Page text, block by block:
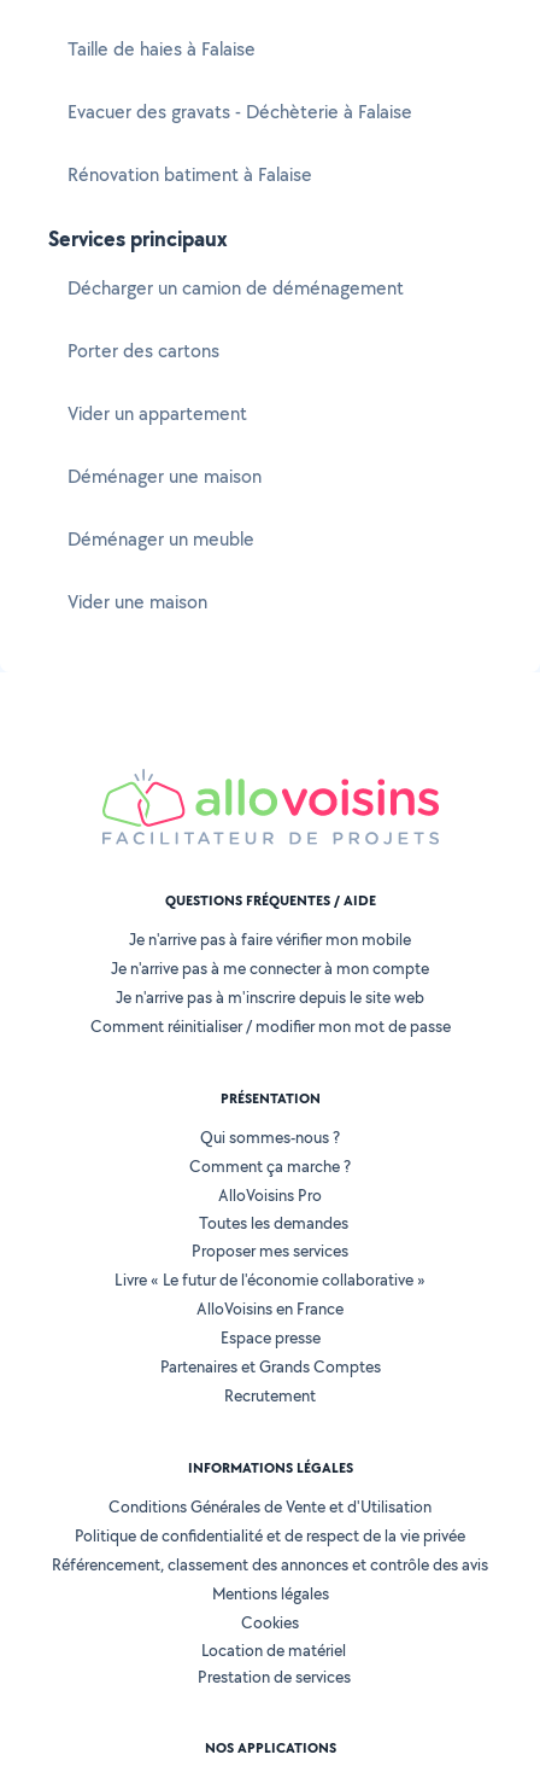
Taille de haies à Falaise
Evacuer des gravats - Déchèterie à Falaise
Rénovation batiment à Falaise
Services principaux
Décharger un camion de déménagement
Porter des cartons
Vider un appartement
Déménager une maison
Déménager un meuble
Vider une maison
QUESTIONS FRÉQUENTES / AIDE
Je n'arrive pas à faire vérifier mon mobile
Je n'arrive pas à me connecter à mon compte
Je n'arrive pas à m'inscrire depuis le site web
Comment réinitialiser / modifier mon mot de passe
PRÉSENTATION
Qui sommes-nous ?
Comment ça marche ?
AlloVoisins Pro
Toutes les demandes
Proposer mes services
Livre « Le futur de l'économie collaborative »
AlloVoisins en France
Espace presse
Partenaires et Grands Comptes
Recrutement
INFORMATIONS LÉGALES
Conditions Générales de Vente et d'Utilisation
Politique de confidentialité et de respect de la vie privée
Référencement, classement des annonces et contrôle des avis
Mentions légales
Cookies
Location de matériel
Prestation de services
NOS APPLICATIONS